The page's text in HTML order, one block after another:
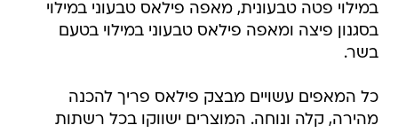
במילוי פטה טבעונית, מאפה פילאס טבעוני במילוי
בסגנון פיצה ומאפה פילאס טבעוני במילוי בטעם
בשר.
כל המאפים עשויים מבצק פילאס פריך להכנה
מהירה, קלה ונוחה. המוצרים ישווקו בכל רשתות